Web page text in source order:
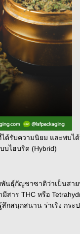
รับความนิยม และพบไ
บไฮบริด (Hybrid)
นธุ์กัญชาซาติว่าเป็นส
าร THC หรือ
กสนุกสนาน ร่าเริง ก